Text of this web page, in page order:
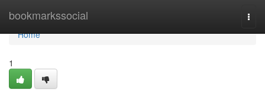
bookmarkssocial
Home
Home
1